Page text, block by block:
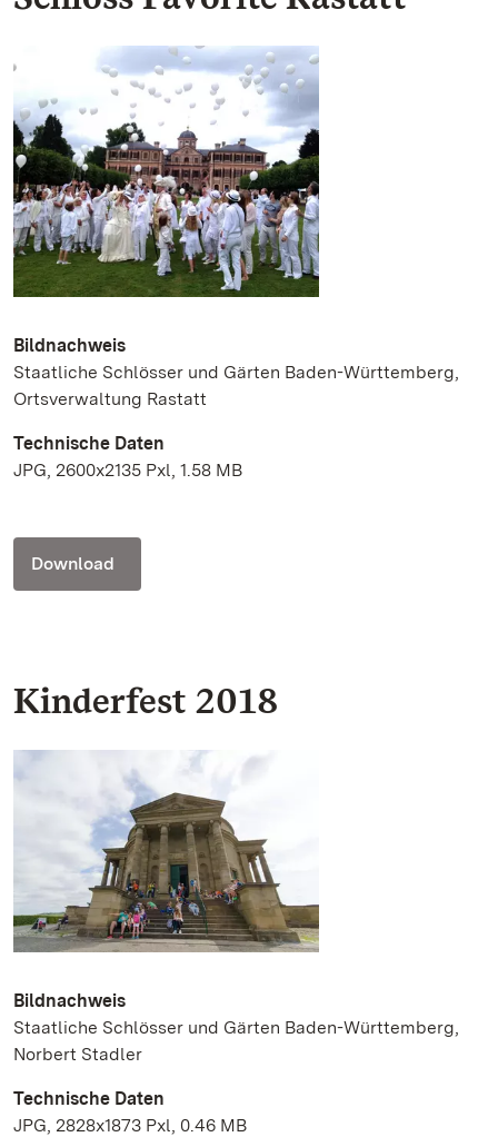
Bildnachweis
Staatliche Schlösser und Gärten Baden-Württemberg,
Ortsverwaltung Rastatt
Technische Daten
JPG, 2600x2135 Pxl, 1.58 MB
Download
Kinderfest 2018
Bildnachweis
Staatliche Schlösser und Gärten Baden-Württemberg,
Norbert Stadler
Technische Daten
JPG, 2828x1873 Pxl, 0.46 MB